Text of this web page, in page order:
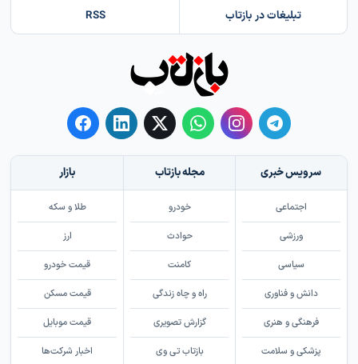
تبلیغات در بازتاب RSS
سرویس خبری
اجتماعی
ورزشی
سیاسی
دانش و فناوری
فرهنگی و هنری
پزشکی و سلامت
مجله بازتاب
خودرو
حوادث
کامنت
راه و چاه زندگی
گزارش تصویری
بازتاب تی وی
بازار
طلا و سکه
ارز
قیمت خودرو
قیمت مسکن
قیمت موبایل
اخبار شرکت‌ها